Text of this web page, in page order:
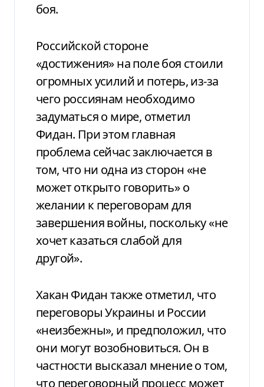
боя.
Российской стороне
«достижения» на поле боя стоили
огромных усилий и потерь, из-за
чего россиянам необходимо
задуматься о мире, отметил
Фидан. При этом главная
проблема сейчас заключается в
том, что ни одна из сторон «не
может открыто говорить» о
желании к переговорам для
завершения войны, поскольку «не
хочет казаться слабой для
другой».
Хакан Фидан также отметил, что
переговоры Украины и России
«неизбежны», и предположил, что
они могут возобновиться. Он в
частности высказал мнение о том,
что переговорный процесс может